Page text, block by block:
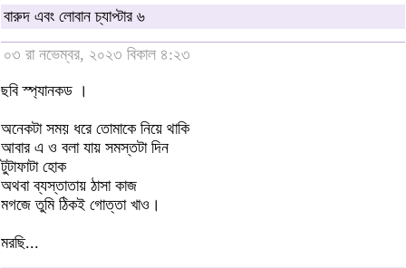
বারুদ এবং লোবান চ্যাপ্টার ৬
০৩ রা নভেম্বর, ২০২৩ বিকাল ৪:২৩
ছবি স্প্যানকড ।
অনেকটা সময় ধরে তোমাকে নিয়ে থাকি
আবার এ ও বলা যায় সমস্তটা দিন
টুটাফাটা হোক
অথবা ব্যস্তাতায় ঠাসা কাজ
মগজে তুমি ঠিকই গোত্তা খাও।
মরছি...